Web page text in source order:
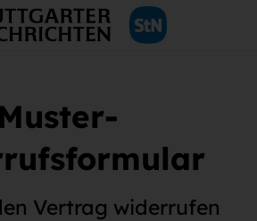
Muster-
Vertrag widerrufen